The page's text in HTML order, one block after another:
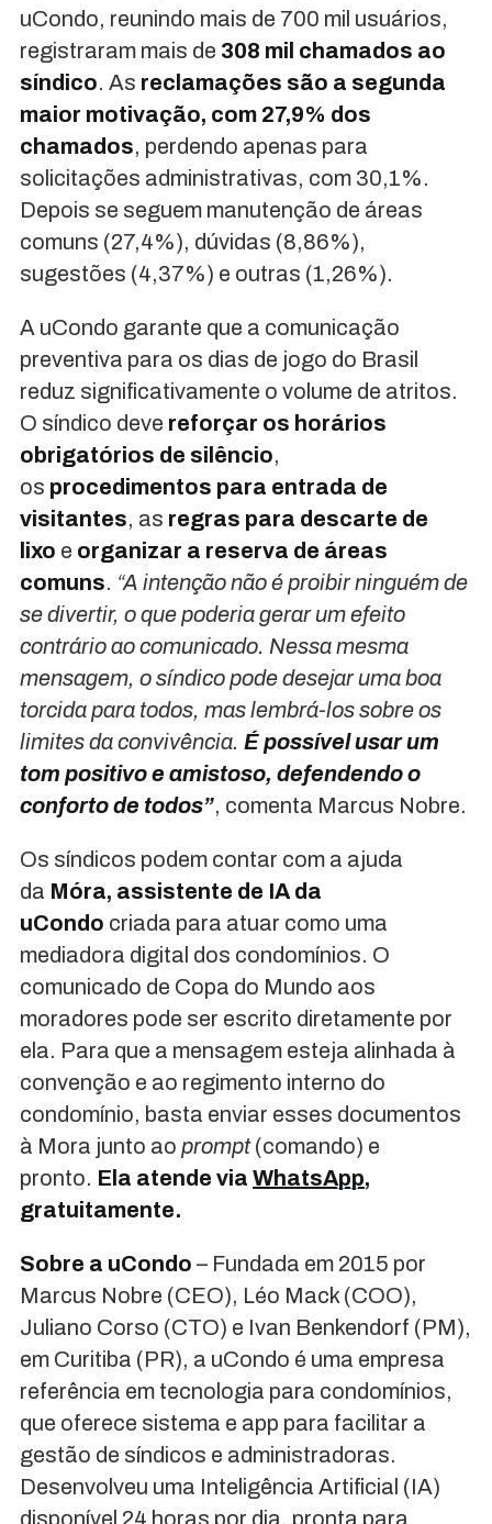
uCondo, reunindo mais de 700 mil usuários,
registraram mais de 308 mil chamados ao
síndico. As reclamações são a segunda
maior motivação, com 27,9% dos
chamados, perdendo apenas para
solicitações administrativas, com 30,1%.
Depois se seguem manutenção de áreas
comuns (27,4%), dúvidas (8,86%),
sugestões (4,37%) e outras (1,26%).
A uCondo garante que a comunicação
preventiva para os dias de jogo do Brasil
reduz significativamente o volume de atritos.
O síndico deve reforçar os horários
obrigatórios de silêncio,
os procedimentos para entrada de
visitantes, as regras para descarte de
lixo e organizar a reserva de áreas
comuns. “A intenção não é proibir ninguém de
se divertir, o que poderia gerar um efeito
contrário ao comunicado. Nessa mesma
mensagem, o síndico pode desejar uma boa
torcida para todos, mas lembrá-los sobre os
limites da convivência. É possível usar um
tom positivo e amistoso, defendendo o
conforto de todos”, comenta Marcus Nobre.
Os síndicos podem contar com a ajuda
da Móra, assistente de IA da
uCondo criada para atuar como uma
mediadora digital dos condomínios. O
comunicado de Copa do Mundo aos
moradores pode ser escrito diretamente por
ela. Para que a mensagem esteja alinhada à
convenção e ao regimento interno do
condomínio, basta enviar esses documentos
à Mora junto ao prompt(comando) e
pronto. Ela atende via WhatsApp,
gratuitamente.
Sobre a uCondo – Fundada em 2015 por
Marcus Nobre (CEO), Léo Mack (COO),
Juliano Corso (CTO) e Ivan Benkendorf (PM),
em Curitiba (PR), a uCondo é uma empresa
referência em tecnologia para condomínios,
que oferece sistema e app para facilitar a
gestão de síndicos e administradoras.
Desenvolveu uma Inteligência Artificial (IA)
disponível 24 horas por dia, pronta para